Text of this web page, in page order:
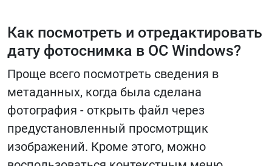
Как посмотреть и отредактировать
дату фотоснимка в ОС Windows?
Проще всего посмотреть сведения в
метаданных, когда была сделана
фотография - открыть файл через
предустановленный просмотрщик
изображений. Кроме этого, можно